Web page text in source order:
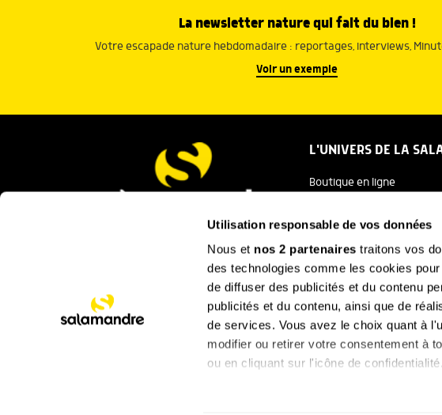
Utilisation responsable de vos données
Nous et nos 2 partenaires traitons vos
des technologies comme les cookies
de diffuser des publicités et du contenu
publicités et du contenu, ainsi que de
de services. Vous avez le choix quant à
modifier ou retirer votre consentement à
ou en cliquant sur l'icône de confidentialité.
La newsletter nature qui fait du bien !
Votre escapade nature hebdomadaire : reportages, interviews,
Voir un exemple
L'UNIVERS DE LA
Boutique en ligne
Festival Salamandre
La Minute Nature
SUIVEZ-NOUS